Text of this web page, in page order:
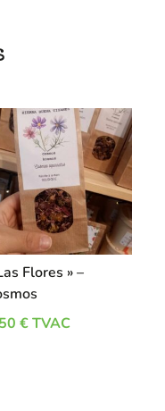
Flores » –
€TVAC